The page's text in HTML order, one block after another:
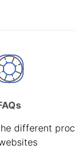
different